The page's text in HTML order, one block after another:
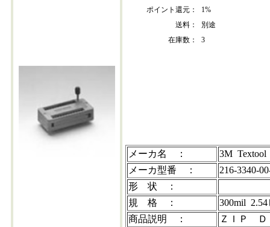
ポイント還元：
1%
送料：
別途
在庫数：
3
メーカ名 ：
3M Textool
メーカ型番 ：
216-3340-
形 状 ：
規 格 ：
300mil
商品説明 ：
ＺＩＰ